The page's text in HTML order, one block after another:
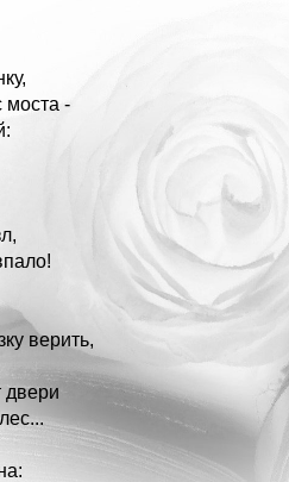
моста -
верить,
двери